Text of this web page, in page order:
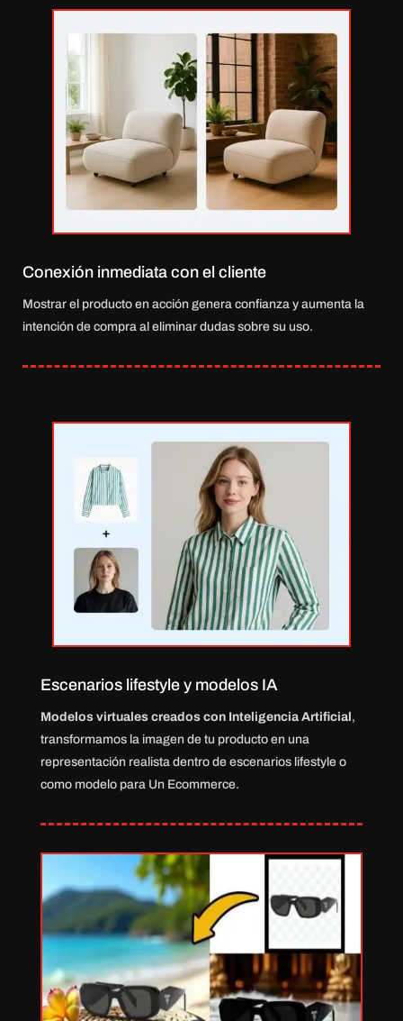
Conexión inmediata con el cliente
Mostrar el producto en acción genera confianza y aumenta la
intención de compra al eliminar dudas sobre su uso.
Escenarios lifestyle y modelos IA
Modelos virtuales creados con Inteligencia Artificial ,
transformamos la imagen de tu producto en una
representación realista dentro de escenarios lifestyle o
como modelo para Un Ecommerce.